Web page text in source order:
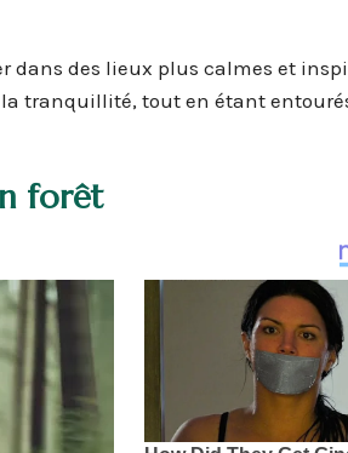
dans des lieux plus calmes et
la tranquillité, tout en étant
forêt